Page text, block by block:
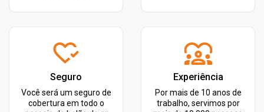
Seguro
Você será um seguro de
cobertura em todo o
Experiência
Por mais de 10 anos de
trabalho, servimos por